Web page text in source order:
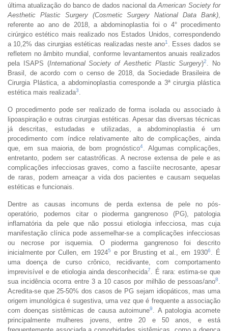
última atualização do banco de dados nacional daAmerican Society for
Aesthetic Plastic Surgery (Cosmetic Surgery National Data Bank)
referente ao ano de 2018, a abdominoplastia foi o 4° procedimento
cirúrgico estético mais realizado nos Estados Unidos, correspondendo
a 10,2% das cirurgias estéticas realizadas neste ano1
. Esses dados se
refletem no âmbito mundial, conforme levantamentos anuais realizados
pela ISAPS (International Society of Aesthetic Plastic Surgery)2
. No
Brasil, de acordo com o censo de 2018, da Sociedade Brasileira de
Cirurgia Plástica, a abdominoplastia corresponde a 3ª cirurgia plástica
estética mais realizada3
O procedimento pode ser realizado de forma isolada ou associado à
lipoaspiração e outras cirurgias estéticas. Apesar das diversas técnicas
já descritas, estudadas e utilizadas, a abdominoplastia é um
procedimento com índice relativamente alto de complicações, ainda
que, em sua maioria, de bom prognóstico4. Algumas complicações,
entretanto, podem ser catastróficas. A necrose extensa de pele e as
complicações infecciosas graves, como a fasciíte necrosante, apesar
de raras, podem ameaçar a vida dos pacientes e causam sequelas
estéticas e funcionais.
Dentre as causas incomuns de perda extensa de pele no pós-
operatório, podemos citar o pioderma gangrenoso (PG), patologia
inflamatória da pele que não possui etiologia infecciosa, mas cuja
manifestação clínica pode assemelhar-se a complicações infecciosas
ou necrose por isquemia. O pioderma gangrenoso foi descrito
inicialmente por Cullen, em 19245 e por Brusting et al., em 19306
. É
uma doença de curso crônico, recidivante, com comportamento
imprevisível e de etiologia ainda desconhecida7
. É rara: estima-se que
sua incidência ocorra entre 3 a 10 casos por milhão de pessoas/ano8
Acredita-se que 25-50% dos casos de PG sejam idiopáticos, mas uma
origem imunológica é sugestiva, uma vez que é frequente a associação
com doenças sistêmicas de causa autoimune9
. A patologia acomete
principalmente mulheres jovens, entre 20 e 50 anos, e está